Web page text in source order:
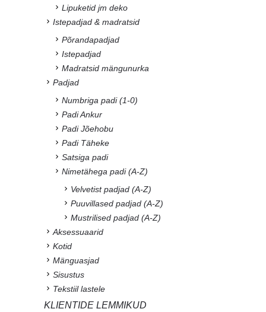
Lipuketid jm deko
Istepadjad & madratsid
Põrandapadjad
Istepadjad
Madratsid mängunurka
Padjad
Numbriga padi (1-0)
Padi Ankur
Padi Jõehobu
Padi Täheke
Satsiga padi
Nimetähega padi (A-Z)
Velvetist padjad (A-Z)
Puuvillased padjad (A-Z)
Mustrilised padjad (A-Z)
Aksessuaarid
Kotid
Mänguasjad
Sisustus
Tekstiil lastele
KLIENTIDE LEMMIKUD